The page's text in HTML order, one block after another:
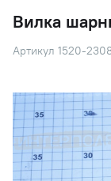
Вилка
Артикул 1520-